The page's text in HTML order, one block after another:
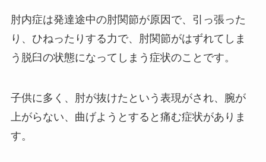
肘内症は発達途中の肘関節が原因で、引っ張った
り、ひねったりする力で、肘関節がはずれてしま
う脱臼の状態になってしまう症状のことです。
子供に多く、肘が抜けたという表現がされ、腕が
上がらない、曲げようとすると痛む症状がありま
す。